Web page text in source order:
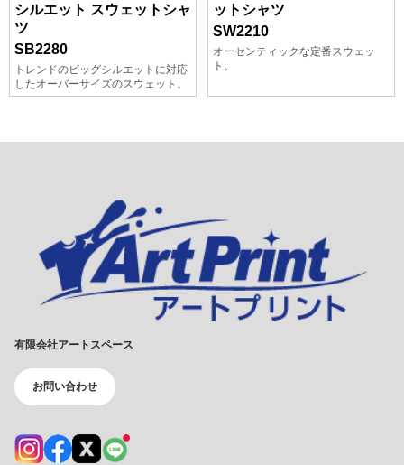
シルエット スウェットシャ
ツ
SB2280
トレンドのビッグシルエットに対応
したオーバーサイズのスウェット。
ットシャツ
SW2210
オーセンティックな定番スウェッ
ト。
有限会社アートスペース
お問い合わせ